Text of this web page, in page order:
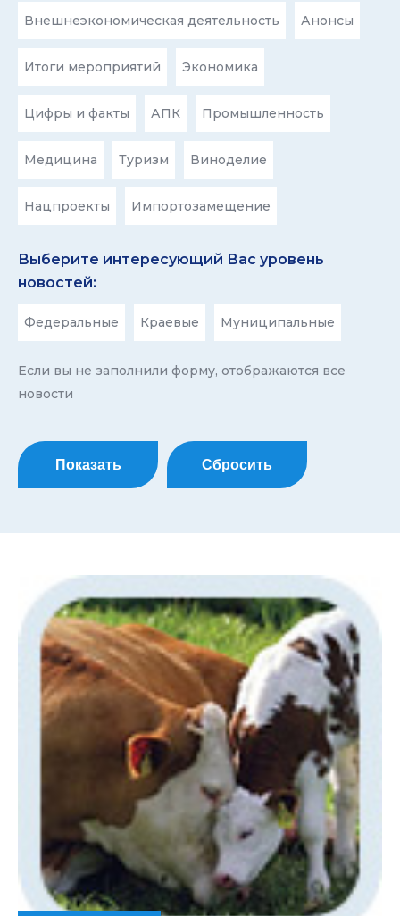
Внешнеэкономическая деятельность Анонсы
Итоги мероприятий Экономика
Цифры и факты АПК Промышленность
Медицина Туризм Виноделие
Нацпроекты Импортозамещение
Выберите интересующий Вас уровень
новостей:
Федеральные Краевые Муниципальные
Если вы не заполнили форму, отображаются все
новости
Показать Сбросить